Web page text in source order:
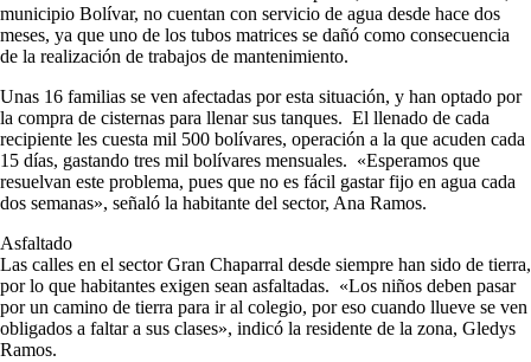
municipio Bolívar, no cuentan con servicio de agua desde hace dos
meses, ya que uno de los tubos matrices se dañó como consecuencia
de la realización de trabajos de mantenimiento.
Unas 16 familias se ven afectadas por esta situación, y han optado por
la compra de cisternas para llenar sus tanques. El llenado de cada
recipiente les cuesta mil 500 bolívares, operación a la que acuden cada
15 días, gastando tres mil bolívares mensuales. «Esperamos que
resuelvan este problema, pues que no es fácil gastar fijo en agua cada
dos semanas», señaló la habitante del sector, Ana Ramos.
Asfaltado
Las calles en el sector Gran Chaparral desde siempre han sido de tierra,
por lo que habitantes exigen sean asfaltadas. «Los niños deben pasar
por un camino de tierra para ir al colegio, por eso cuando llueve se ven
obligados a faltar a sus clases», indicó la residente de la zona, Gledys
Ramos.